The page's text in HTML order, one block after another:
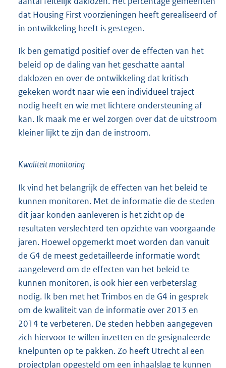
dat Housing First voorzieningen heeft gerealiseerd of
in ontwikkeling heeft is gestegen.
Ik ben gematigd positief over de effecten van het
beleid op de daling van het geschatte aantal
daklozen en over de ontwikkeling dat kritisch
gekeken wordt naar wie een individueel traject
nodig heeft en wie met lichtere ondersteuning af
kan. Ik maak me er wel zorgen over dat de uitstroom
kleiner lijkt te zijn dan de instroom.
Kwaliteit monitoring
Ik vind het belangrijk de effecten van het beleid te
kunnen monitoren. Met de informatie die de steden
dit jaar konden aanleveren is het zicht op de
resultaten verslechterd ten opzichte van voorgaande
jaren. Hoewel opgemerkt moet worden dan vanuit
de G4 de meest gedetailleerde informatie wordt
aangeleverd om de effecten van het beleid te
kunnen monitoren, is ook hier een verbeterslag
nodig. Ik ben met het Trimbos en de G4 in gesprek
om de kwaliteit van de informatie over 2013 en
2014 te verbeteren. De steden hebben aangegeven
zich hiervoor te willen inzetten en de gesignaleerde
knelpunten op te pakken. Zo heeft Utrecht al een
projectplan opgesteld om een inhaalslag te kunnen